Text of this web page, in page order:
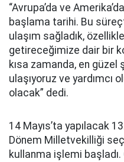
“Avrupa’da ve
başlama tarihi. Bu
ulaşım sağladık, özellikle
getireceğimize dair bir
kısa zamanda, en güzel
ulaşıyoruz ve yardımcı
olacak” dedi.
14 Mayıs’ta yapılacak
Dönem Milletvekilliği
kullanma işlemi